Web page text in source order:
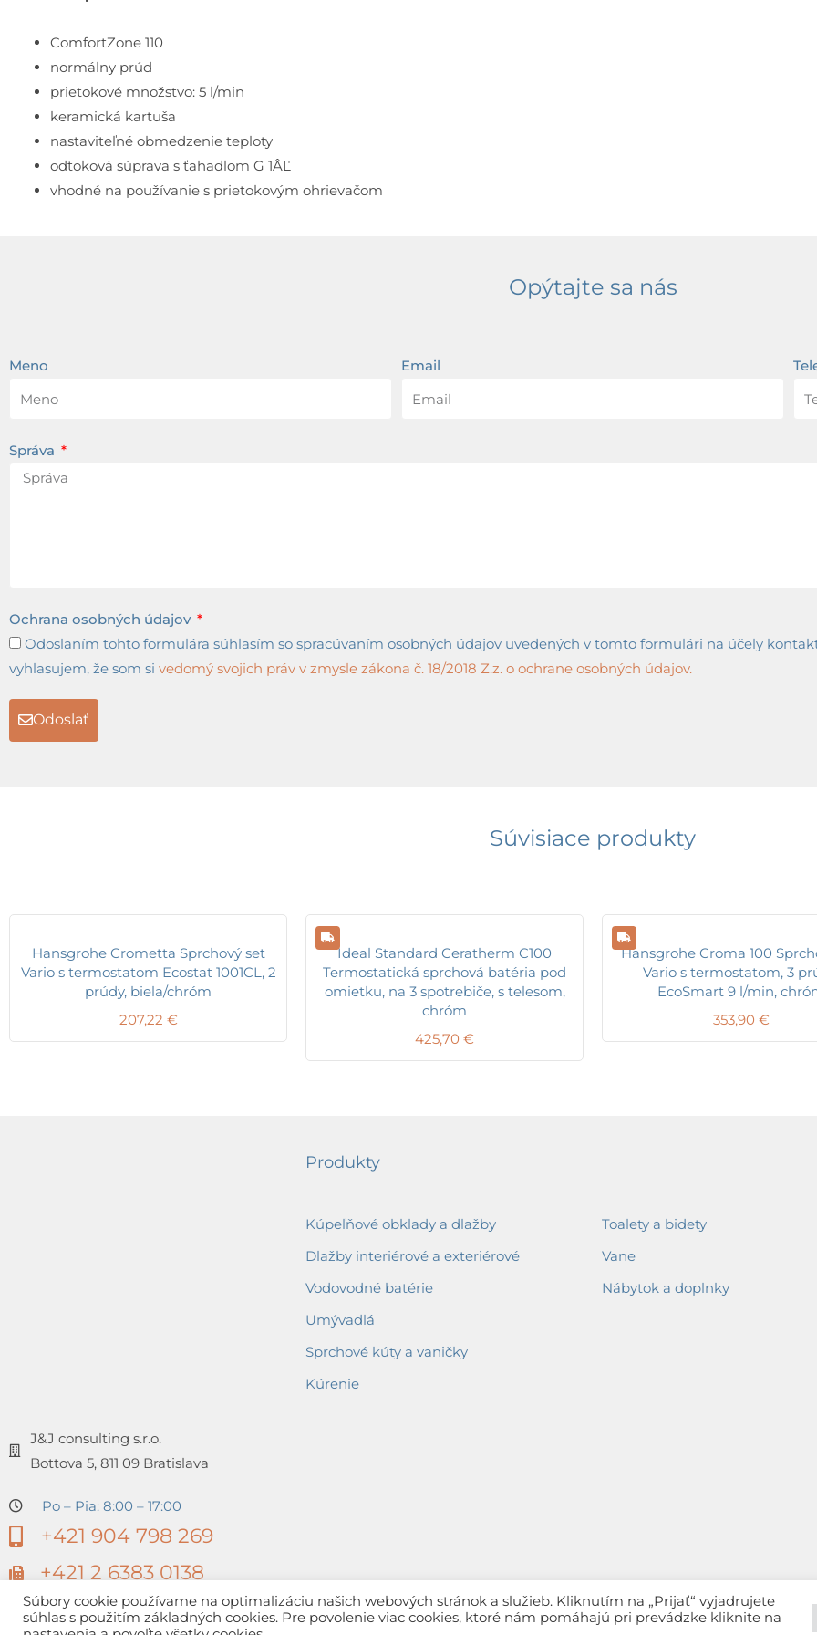
ComfortZone 110
normálny prúd
prietokové množstvo: 5 l/min
keramická kartuša
nastaviteľné obmedzenie teploty
odtoková súprava s ťahadlom G 1ÂĽ
vhodné na používanie s prietokovým ohrievačom
Opýtajte sa nás
Meno Email
Správa
Ochrana osobných údajov
Odoslaním tohto formulára súhlasím so spracúvaním osobných údajov uvedených v tomto formulári na účely
vyhlasujem, že som si vedomý svojich práv v zmysle zákona č. 18/2018 Z.z. o ochrane osobných údajov.
Odoslať
Súvisiace produkty
Hansgrohe Crometta Sprchový set
Vario s termostatom Ecostat 1001CL, 2
prúdy, biela/chróm
207,22 €
Ideal Standard Ceratherm C100
Termostatická sprchová batéria pod
omietku, na 3 spotrebiče, s telesom,
chróm
425,70 €
Hansgrohe Croma 100
Vario s termostatom, 3
EcoSmart 9 l/min,
353,90 €
J&J consulting s.r.o.
Bottova 5, 811 09 Bratislava
Po – Pia: 8:00 – 17:00
+421 904 798 269
+421 2 6383 0138
Produkty
Kúpeľňové obklady a dlažby
Dlažby interiérové a exteriérové
Vodovodné batérie
Umývadlá
Sprchové kúty a vaničky
Kúrenie
Toalety a bidety
Vane
Nábytok a doplnky
Súbory cookie používame na optimalizáciu našich webových stránok a služieb. Kliknutím na „Prijať“ vyjadrujete
súhlas s použitím základných cookies. Pre povolenie viac cookies, ktoré nám pomáhajú pri prevádzke kliknite na